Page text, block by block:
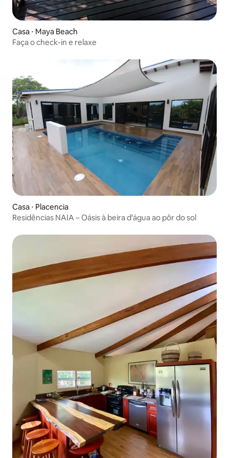
Casa ⋅ Maya Beach
Faça o check-in e relaxe
Casa ⋅ Placencia
Residências NAIA – Oásis à beira d'água ao pôr do sol